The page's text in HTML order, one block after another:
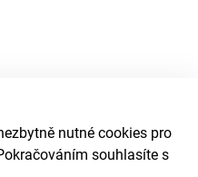
nutné cookies pro
souhlasíte s